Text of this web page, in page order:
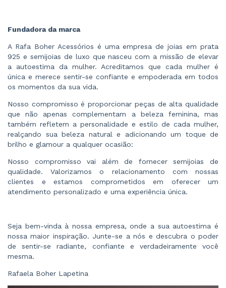
Fundadora da marca
A Rafa Boher Acessórios é uma empresa de joias em prata
925 e semijoias de luxo que nasceu com a missão de elevar
a autoestima da mulher. Acreditamos que cada mulher é
única e merece sentir-se confiante e empoderada em todos
os momentos da sua vida.
Nosso compromisso é proporcionar peças de alta qualidade
que não apenas complementam a beleza feminina, mas
também refletem a personalidade e estilo de cada mulher,
realçando sua beleza natural e adicionando um toque de
brilho e glamour a qualquer ocasião:
Nosso compromisso vai além de fornecer semijoias de
qualidade. Valorizamos o relacionamento com nossas
clientes e estamos comprometidos em oferecer um
atendimento personalizado e uma experiência única.
Seja bem-vinda à nossa empresa, onde a sua autoestima é
nossa maior inspiração. Junte-se a nós e descubra o poder
de sentir-se radiante, confiante e verdadeiramente você
mesma.
Rafaela Boher Lapetina